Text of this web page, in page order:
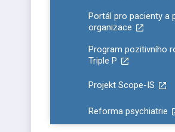
Portál pro pacienty a
organizace
Program pozitivního
Triple P
Projekt Scope-IS
Reforma psychiatrie